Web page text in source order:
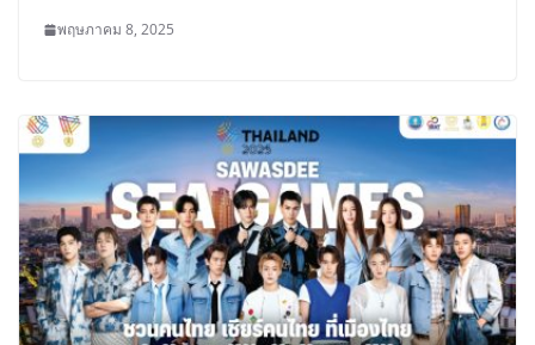
พฤษภาคม 8, 2025